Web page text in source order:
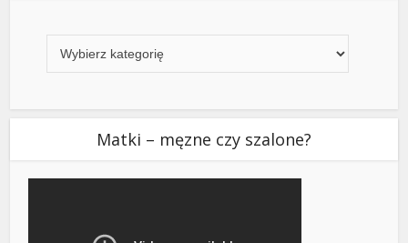
Matki – męzne czy szalone?